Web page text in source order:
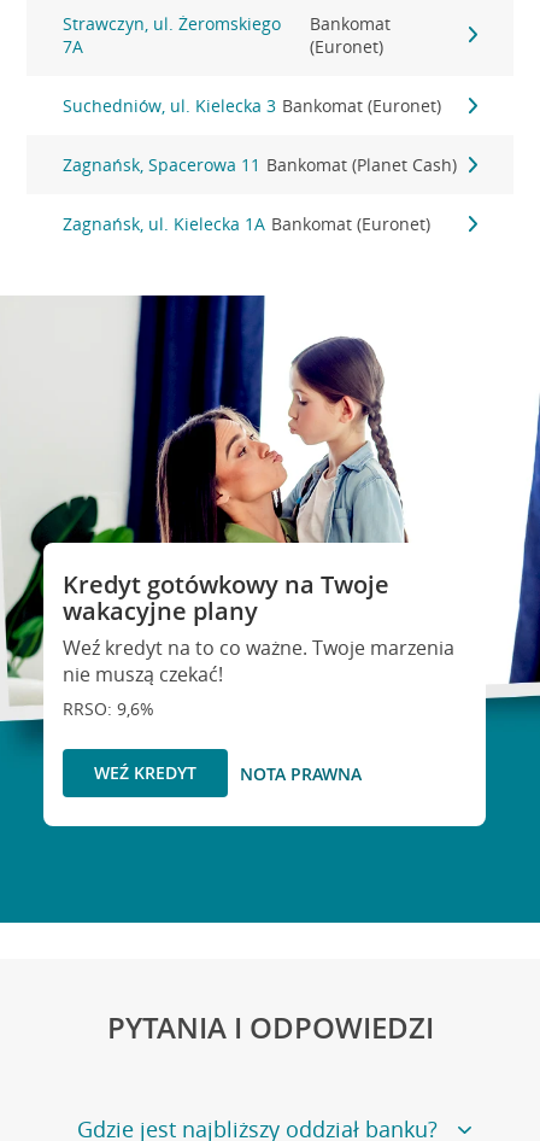
Strawczyn, ul. Żeromskiego
7A
Bankomat
(Euronet)
Suchedniów, ul. Kielecka 3 Bankomat (Euronet)
Zagnańsk, Spacerowa 11 Bankomat (Planet Cash)
Zagnańsk, ul. Kielecka 1A Bankomat (Euronet)
Kredyt gotówkowy na Twoje
wakacyjne plany
Weź kredyt na to co ważne. Twoje marzenia
nie muszą czekać!
RRSO: 9,6%
WEŹ KREDYT NOTA PRAWNA
PYTANIA I ODPOWIEDZI
Gdzie jest najbliższy oddział banku?